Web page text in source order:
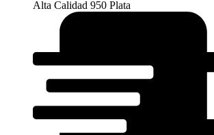
Alta Calidad 950 Plata